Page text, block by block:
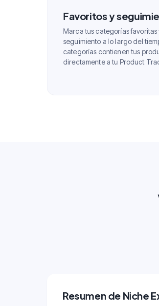
Favoritos y
Marca tus categorías favoritas
seguimiento a lo largo del
categorías contienen tus
directamente a tu Product
Resumen de Niche